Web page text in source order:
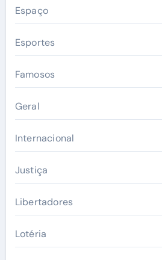
Espaço
Esportes
Famosos
Geral
Internacional
Justiça
Libertadores
Lotéria